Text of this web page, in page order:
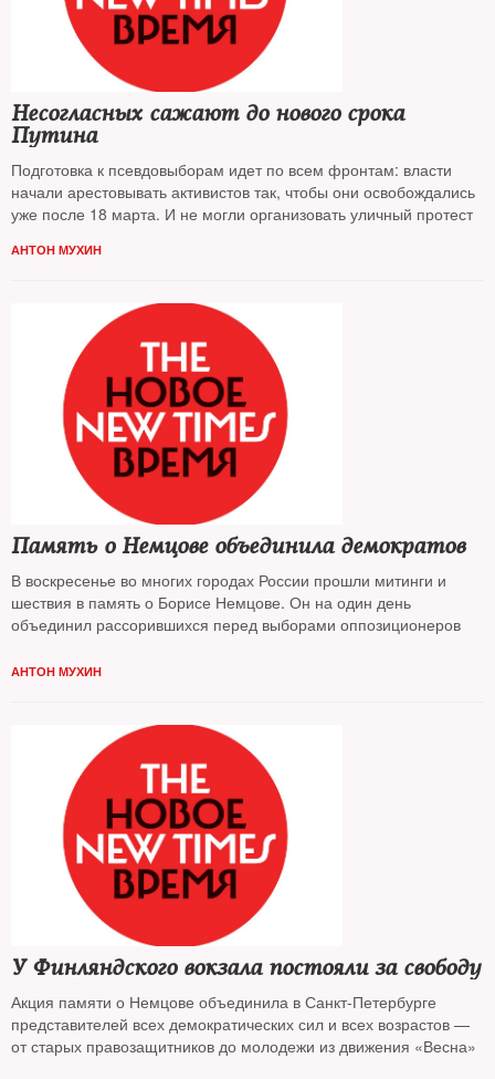
Несогласных сажают до нового срока
Путина
Подготовка к псевдовыборам идет по всем фронтам: власти
начали арестовывать активистов так, чтобы они освобождались
уже после 18 марта. И не могли организовать уличный протест
АНТОН МУХИН
Память о Немцове объединила демократов
В воскресенье во многих городах России прошли митинги и
шествия в память о Борисе Немцове. Он на один день
объединил рассорившихся перед выборами оппозиционеров
АНТОН МУХИН
У Финляндского вокзала постояли за свободу
Акция памяти о Немцове объединила в Санкт-Петербурге
представителей всех демократических сил и всех возрастов —
от старых правозащитников до молодежи из движения «Весна»